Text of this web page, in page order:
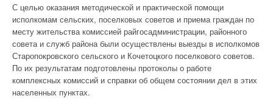
С целью оказания методической и практической помощи
исполкомам сельских, поселковых советов и приема граждан по
месту жительства комиссией райгосадминистрации, районного
совета и служб района были осуществлены выезды в исполкомов
Старопокровского сельского и Кочетоцкого поселкового советов.
По их результатам подготовлены протоколы о работе
комплексных комиссий и справки об общем состоянии дел в этих
населенных пунктах.